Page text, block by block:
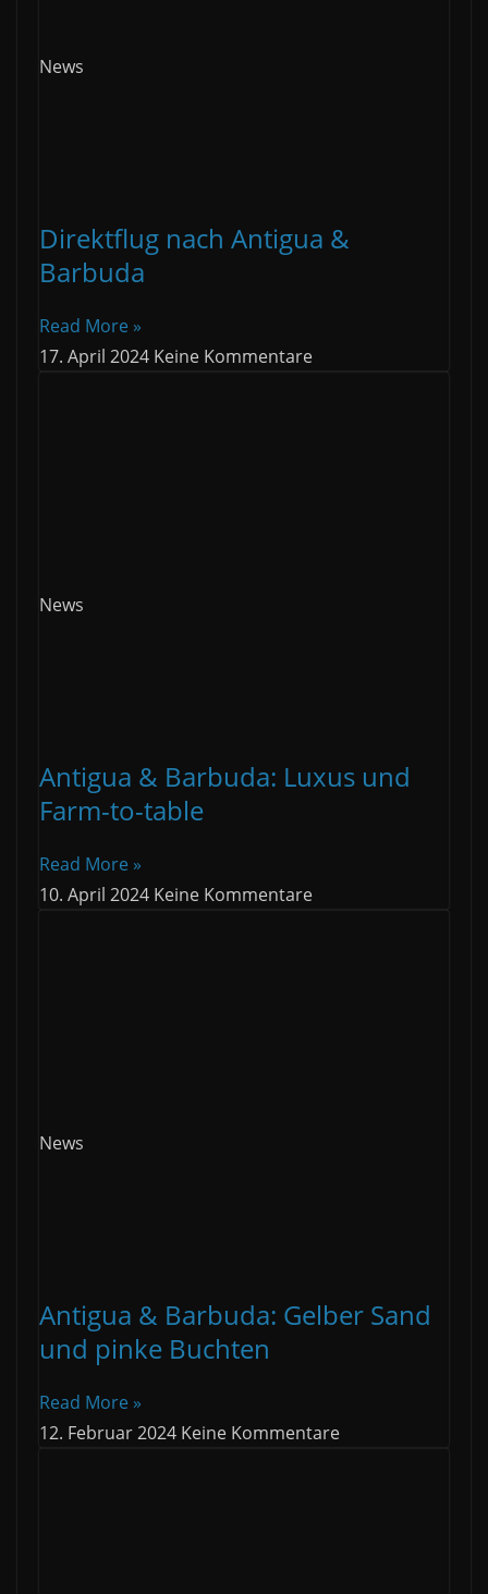
News
Direktflug nach Antigua &
Barbuda
Read More »
17. April 2024 Keine Kommentare
News
Antigua & Barbuda: Luxus und
Farm-to-table
Read More »
10. April 2024 Keine Kommentare
News
Antigua & Barbuda: Gelber Sand
und pinke Buchten
Read More »
12. Februar 2024 Keine Kommentare